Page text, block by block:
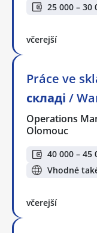
25 000 – 30
včerejší
Práce ve
складі /
Operations
Olomouc
40 000 – 45
Vhodné
včerejší